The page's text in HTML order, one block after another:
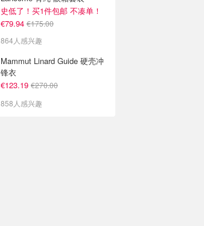
史低了！买1件包邮 不凑单！
€79.94 €175.00
864人感兴趣
Mammut Linard Guide 硬壳冲
锋衣
€123.19 €270.00
858人感兴趣